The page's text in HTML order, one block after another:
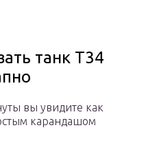
танк Т34
вы увидите как
карандашом